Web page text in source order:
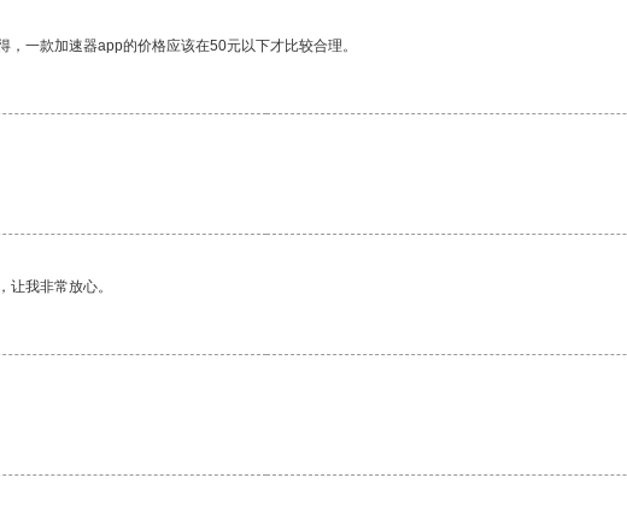
一款加速器app的价格应该在50元以下才比较合理。
我非常放心。